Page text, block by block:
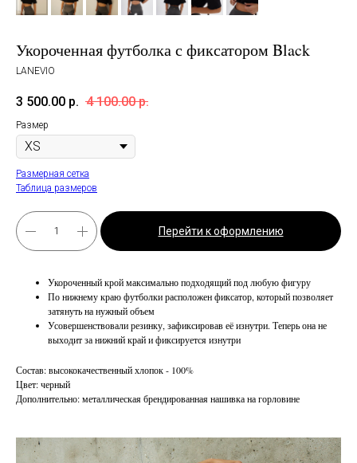
Укороченная футболка с фиксатором Black
LANEVIO
3 500.00 р. 4 100.00 р.
Размер
Размерная сетка
Таблица размеров
Перейти к оформлению
Укороченный крой максимально подходящий под любую фигуру
По нижнему краю футболки расположен фиксатор, который позволяет
затянуть на нужный объем
Усовершенствовали резинку, зафиксировав её изнутри. Теперь она не
выходит за нижний край и фиксируется изнутри
Состав: высококачественный хлопок - 100%
Цвет: черный
Дополнительно: металлическая брендированная нашивка на горловине